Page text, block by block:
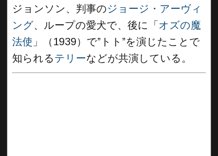
ジョンソン、判事のジョージ・アーヴィ
ング、ループの愛犬で、後に「 オズの魔
法使 」（1939）で”トト”を演じたことで
知られるテリーなどが共演している。